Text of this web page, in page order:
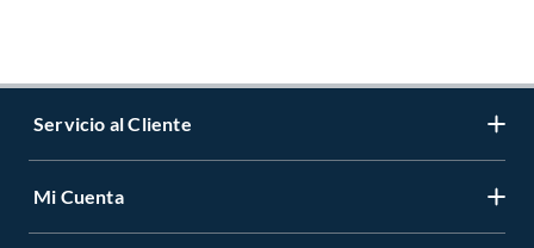
Servicio al Cliente
Contáctanos
Mi Cuenta